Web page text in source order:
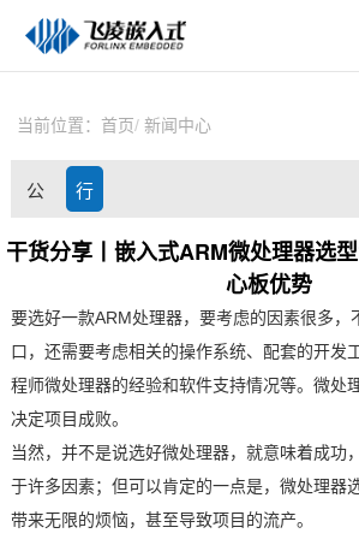
技术与支持
在线文档
方案定制
天猫商城
淘宝商城
新闻中心
当前位置： 首页 新闻中心
公
司
态
行
业
讯
干货分享丨嵌入式ARM微处理器选
心板优势
要选好一款ARM处理器，要考虑的因素很多，
口，还需要考虑相关的操作系统、配套的开发
程师微处理器的经验和软件支持情况等。微处
决定项目成败。
当然，并不是说选好微处理器，就意味着成功
于许多因素；但可以肯定的一点是，微处理器
带来无限的烦恼，甚至导致项目的流产。